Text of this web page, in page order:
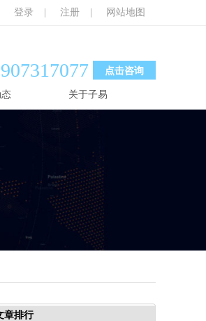
登录 注册 网站地图
点击咨询
关于子易
章排行